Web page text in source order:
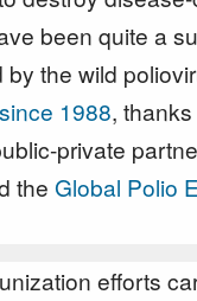
been quite a
the wild
since 1988,
private
the Global Polio
efforts